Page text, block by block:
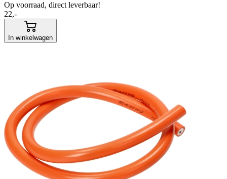
Op voorraad, direct leverbaar!
22,-
In winkelwagen